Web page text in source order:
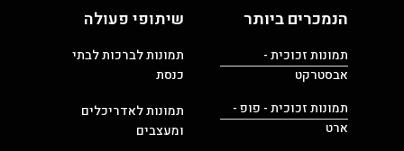
הנמכרים ביותר
תמונות זכוכית -
אבסטרקט
תמונות זכוכית - פופ -
ארט
שיתופי פעולה
תמונות לברכות לבתי
כנסת
תמונות לאדריכלים
ומעצבים